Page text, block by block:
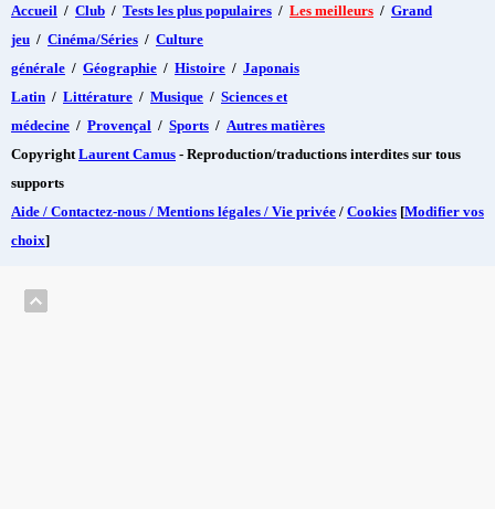
Accueil / Club / Tests les plus populaires / Les meilleurs / Grand
jeu / Cinéma/Séries / Culture
générale / Géographie / Histoire / Japonais
Latin / Littérature / Musique / Sciences et
médecine / Provençal / Sports / Autres matières
Copyright Laurent Camus - Reproduction/traductions interdites sur tous
supports
Aide / Contactez-nous / Mentions légales / Vie privée / Cookies [Modifier vos
choix]